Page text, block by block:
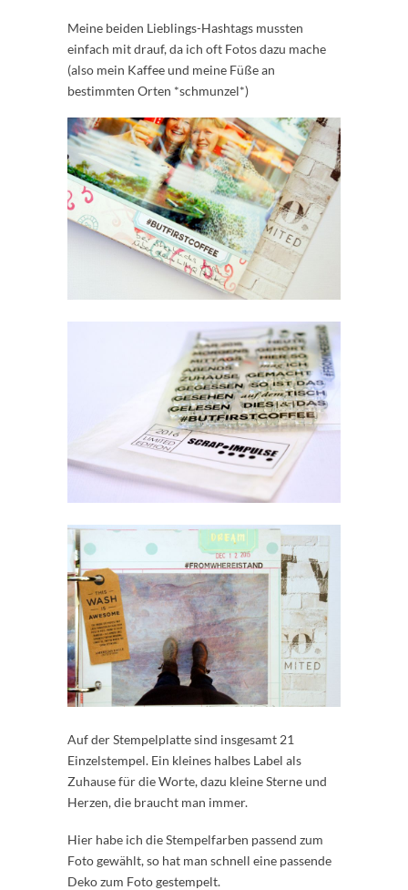
Meine beiden Lieblings-Hashtags mussten
einfach mit drauf, da ich oft Fotos dazu mache
(also mein Kaffee und meine Füße an
bestimmten Orten *schmunzel*)
Auf der Stempelplatte sind insgesamt 21
Einzelstempel. Ein kleines halbes Label als
Zuhause für die Worte, dazu kleine Sterne und
Herzen, die braucht man immer.
Hier habe ich die Stempelfarben passend zum
Foto gewählt, so hat man schnell eine passende
Deko zum Foto gestempelt.